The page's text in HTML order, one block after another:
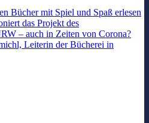
Bücher mit Spiel und Spaß erlesen
das Projekt des
– auch in Zeiten von Corona?
Leiterin der Bücherei in